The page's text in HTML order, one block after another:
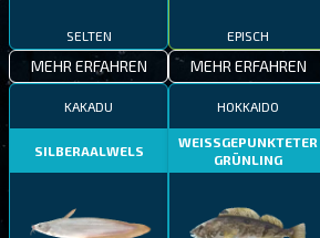
SELTEN
MEHR ERFAHREN
EPISCH
MEHR ERFAHREN
KAKADU
SILBERAALWELS
HOKKAIDO
WEISSGEPUNKTETER
GRÜNLING